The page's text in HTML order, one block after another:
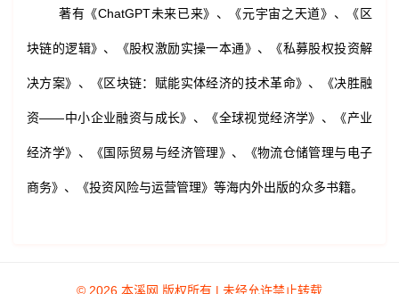
著有《ChatGPT未来已来》、《元宇宙之天道》、《区
块链的逻辑》、《股权激励实操一本通》、《私募股权投资解
决方案》、《区块链：赋能实体经济的技术革命》、《决胜融
资——中小企业融资与成长》、《全球视觉经济学》、《产业
经济学》、《国际贸易与经济管理》、《物流仓储管理与电子
商务》、《投资风险与运营管理》等海内外出版的众多书籍。
© 2026 本溪网 版权所有 | 未经允许禁止转载